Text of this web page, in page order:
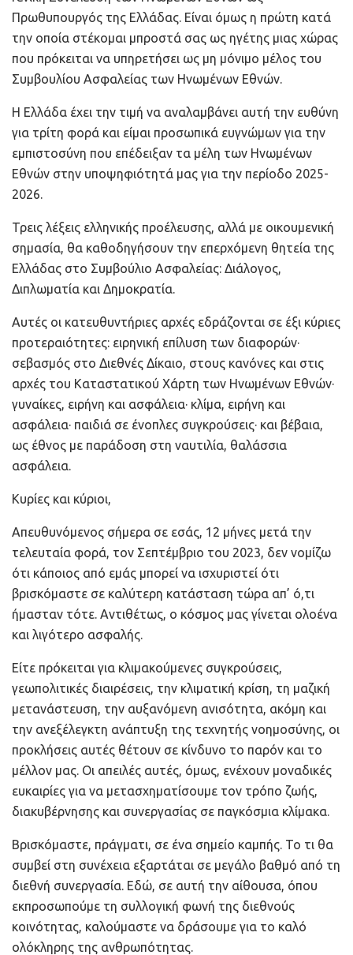
Πρωθυπουργός της Ελλάδας. Είναι όμως η πρώτη κατά
την οποία στέκομαι μπροστά σας ως ηγέτης μιας χώρας
που πρόκειται να υπηρετήσει ως μη μόνιμο μέλος του
Συμβουλίου Ασφαλείας των Ηνωμένων Εθνών.
Η Ελλάδα έχει την τιμή να αναλαμβάνει αυτή την ευθύνη
για τρίτη φορά και είμαι προσωπικά ευγνώμων για την
εμπιστοσύνη που επέδειξαν τα μέλη των Ηνωμένων
Εθνών στην υποψηφιότητά μας για την περίοδο 2025-
2026.
Τρεις λέξεις ελληνικής προέλευσης, αλλά με οικουμενική
σημασία, θα καθοδηγήσουν την επερχόμενη θητεία της
Ελλάδας στο Συμβούλιο Ασφαλείας: Διάλογος,
Διπλωματία και Δημοκρατία.
Αυτές οι κατευθυντήριες αρχές εδράζονται σε έξι κύριες
προτεραιότητες: ειρηνική επίλυση των διαφορών·
σεβασμός στο Διεθνές Δίκαιο, στους κανόνες και στις
αρχές του Καταστατικού Χάρτη των Ηνωμένων Εθνών·
γυναίκες, ειρήνη και ασφάλεια· κλίμα, ειρήνη και
ασφάλεια· παιδιά σε ένοπλες συγκρούσεις· και βέβαια,
ως έθνος με παράδοση στη ναυτιλία, θαλάσσια
ασφάλεια.
Κυρίες και κύριοι,
Απευθυνόμενος σήμερα σε εσάς, 12 μήνες μετά την
τελευταία φορά, τον Σεπτέμβριο του 2023, δεν νομίζω
ότι κάποιος από εμάς μπορεί να ισχυριστεί ότι
βρισκόμαστε σε καλύτερη κατάσταση τώρα απ’ ό,τι
ήμασταν τότε. Αντιθέτως, ο κόσμος μας γίνεται ολοένα
και λιγότερο ασφαλής.
Είτε πρόκειται για κλιμακούμενες συγκρούσεις,
γεωπολιτικές διαιρέσεις, την κλιματική κρίση, τη μαζική
μετανάστευση, την αυξανόμενη ανισότητα, ακόμη και
την ανεξέλεγκτη ανάπτυξη της τεχνητής νοημοσύνης, οι
προκλήσεις αυτές θέτουν σε κίνδυνο το παρόν και το
μέλλον μας. Οι απειλές αυτές, όμως, ενέχουν μοναδικές
ευκαιρίες για να μετασχηματίσουμε τον τρόπο ζωής,
διακυβέρνησης και συνεργασίας σε παγκόσμια κλίμακα.
Βρισκόμαστε, πράγματι, σε ένα σημείο καμπής. Το τι θα
συμβεί στη συνέχεια εξαρτάται σε μεγάλο βαθμό από τη
διεθνή συνεργασία. Εδώ, σε αυτή την αίθουσα, όπου
εκπροσωπούμε τη συλλογική φωνή της διεθνούς
κοινότητας, καλούμαστε να δράσουμε για το καλό
ολόκληρης της ανθρωπότητας.